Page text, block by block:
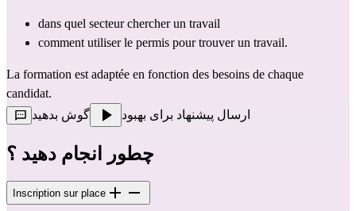
dans quel secteur chercher un travail
comment utiliser le permis pour trouver un travail.
La formation est adaptée en fonction des besoins de chaque
candidat.
ارسال پیشنهاد برای بهبود
گوش بدهید
چطور انجام دهید ؟
Inscription sur place